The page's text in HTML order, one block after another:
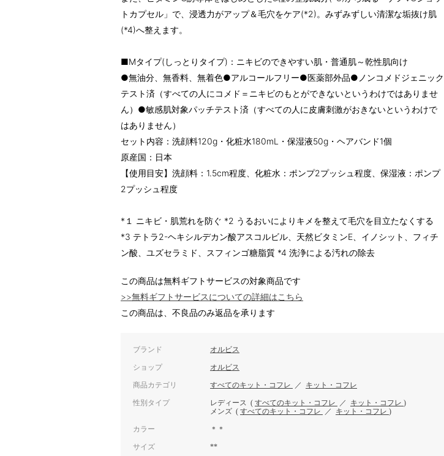
トカプセル」で、浸透力がアップ＆毛穴をケア(*2)。みずみずしい清潔な垢抜け肌
(*4)へ整えます。
■Mタイプ(しっとりタイプ)：ニキビのできやすい肌・普通肌～乾性肌向け
●無油分、無香料、無着色●アルコールフリー●医薬部外品●ノンコメドジェニック
テスト済（すべての人にコメド＝ニキビのもとができないというわけではありませ
ん）●敏感肌対象パッチテスト済（すべての人に皮膚刺激がおきないというわけで
はありません）
セット内容：洗顔料120g・化粧水180mL・保湿液50g・ヘアバンド1個
原産国：日本
【使用目安】洗顔料：1.5cm程度、化粧水：ポンプ2プッシュ程度、保湿液：ポンプ
2プッシュ程度
*１ ニキビ・肌荒れを防ぐ *2 うるおいによりキメを整えて毛穴を目立たなくする
*3 テトラ2-ヘキシルデカン酸アスコルビル、天然ビタミンE、イノシット、フィチ
ン酸、ユズセラミド、スフィンゴ糖脂質 *4 洗浄による汚れの除去
この商品は無料ギフトサービスの対象商品です
>>無料ギフトサービスについての詳細はこちら
この商品は、不良品のみ返品を承ります
ブランド オルビス
ショップ オルビス
商品カテゴリ すべてのキット・コフレ ／ キット・コフレ
性別タイプ レディース ( すべてのキット・コフレ ／ キット・コフレ )
メンズ ( すべてのキット・コフレ ／ キット・コフレ )
カラー ＊＊
サイズ **